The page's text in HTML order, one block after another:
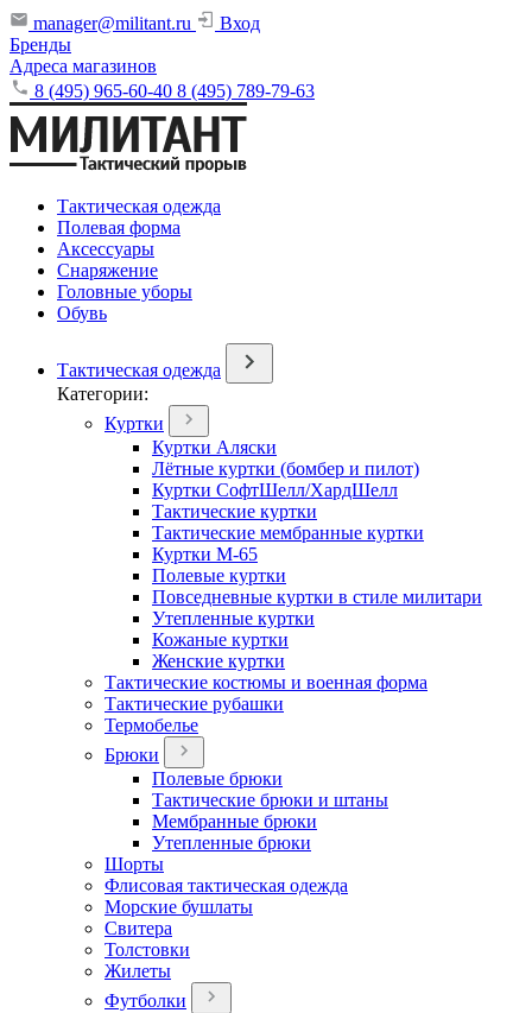
manager@militant.ru
Вход
Бренды
Адреса магазинов
8 (495) 965-60-40 8 (495) 789-79-63
Тактическая одежда
Полевая форма
Аксессуары
Снаряжение
Головные уборы
Обувь
Тактическая одежда
Категории:
Куртки
Куртки Аляски
Лётные куртки (бомбер и пилот)
Куртки СофтШелл/ХардШелл
Тактические куртки
Тактические мембранные куртки
Куртки М-65
Полевые куртки
Повседневные куртки в стиле милитари
Утепленные куртки
Кожаные куртки
Женские куртки
Тактические костюмы и военная форма
Тактические рубашки
Термобелье
Брюки
Полевые брюки
Тактические брюки и штаны
Мембранные брюки
Утепленные брюки
Шорты
Флисовая тактическая одежда
Морские бушлаты
Свитера
Толстовки
Жилеты
Футболки